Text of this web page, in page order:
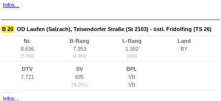
Infos...
B 20 OD Laufen (Salzach), Teisendorfer Straße (St 2103) - östl. Fridolfing (TS 26)
Nr.
8.636
(5.068)
B-Rang
7.353
(4.964)
L-Rang
1.382
(969)
Land
BY
DTV
7.721
SV
695
(9,0%)
BPL
VB
VB
Infos...